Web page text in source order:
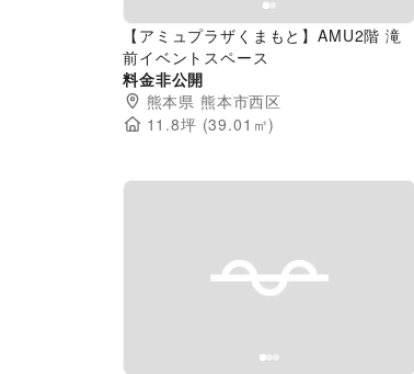
【アミュプラザくまもと】AMU2階 滝
前イベントスペース
料金非公開
熊本県 熊本市西区
11.8坪 (39.01 ㎡)
Previous slide